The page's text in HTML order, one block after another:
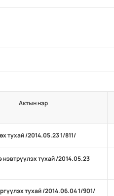
Актын нэр
тухай /2014.05.23 1/811/
нэвтрүүлэх тухай /2014.05.23
тухай /2014.06.04 1/901/